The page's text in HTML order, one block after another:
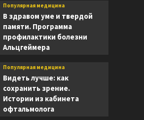
Популярная медицина
В здравом уме и твердой
памяти. Программа
профилактики болезни
Альцгеймера
Популярная медицина
Видеть лучше: как
сохранить зрение.
Истории из кабинета
офтальмолога